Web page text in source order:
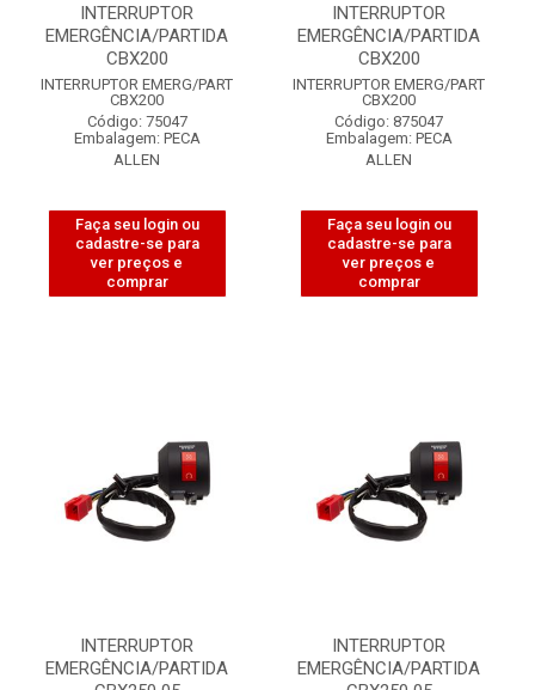
INTERRUPTOR
EMERGÊNCIA/PARTIDA
CBX200
INTERRUPTOR EMERG/PART
CBX200
Código: 75047
Embalagem: PECA
ALLEN
Faça seu login ou
cadastre-se para
ver preços e
comprar
INTERRUPTOR
EMERGÊNCIA/PARTIDA
CBX200
INTERRUPTOR EMERG/PART
CBX200
Código: 875047
Embalagem: PECA
ALLEN
Faça seu login ou
cadastre-se para
ver preços e
comprar
INTERRUPTOR
EMERGÊNCIA/PARTIDA
INTERRUPTOR
EMERGÊNCIA/PARTIDA